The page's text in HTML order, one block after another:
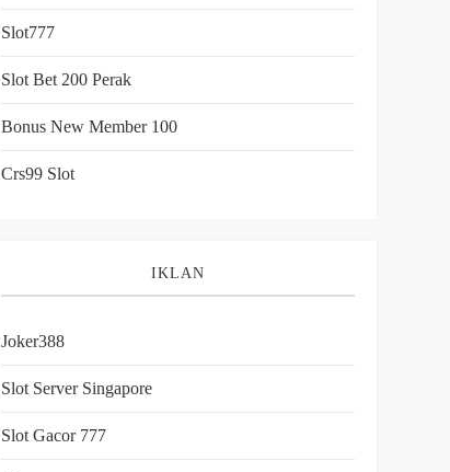
Slot777
Slot Bet 200 Perak
Bonus New Member 100
Crs99 Slot
IKLAN
Joker388
Slot Server Singapore
Slot Gacor 777